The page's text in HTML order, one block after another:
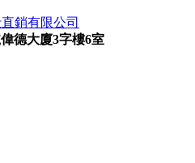
銷有限公司
德大廈3字樓6室